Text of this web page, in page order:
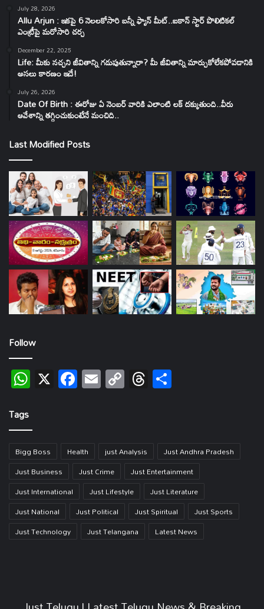
July 28, 2026
Allu Arjun : ఇకపై 6 నెలలకోసారి బన్నీ ఫ్యాన్ మీట్..ఐకాన్ స్టార్ పొలిటికల్
ఎంట్రీపై మరోసారి చర్చ
December 22, 2025
Life: మీకు నచ్చని జీవితాన్ని గడుపుతున్నారా? మీ జీవితాన్ని మార్చుకోలేకపోవడానికి
అసలు కారణం ఇదే!
July 26, 2026
Date Of Birth : ఈరోజు ఏ నెంబర్ వారికి ఎలాంటి లక్ దక్కుతుంది..వీరు
ఆవేశాన్ని తగ్గించుకుంటేనే మంచిది..
Last Modified Posts
Follow
WhatsApp
X Facebook
EmailCopy
Link
Threads
Tags
Bigg Boss Health just Analysis
Just Andhra Pradesh
Just Business
Just Crime
Just Entertainment
Just International
Just Lifestyle
Just Literature
Just National
Just Political Just Spiritual
Just Sports
Just Technology
Just Telangana Latest News